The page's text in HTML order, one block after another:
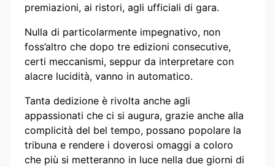
premiazioni, ai ristori, agli ufficiali di gara.
Nulla di particolarmente impegnativo, non
foss’altro che dopo tre edizioni consecutive,
certi meccanismi, seppur da interpretare con
alacre lucidità, vanno in automatico.
Tanta dedizione è rivolta anche agli
appassionati che ci si augura, grazie anche alla
complicità del bel tempo, possano popolare la
tribuna e rendere i doverosi omaggi a coloro
che più si metteranno in luce nella due giorni di